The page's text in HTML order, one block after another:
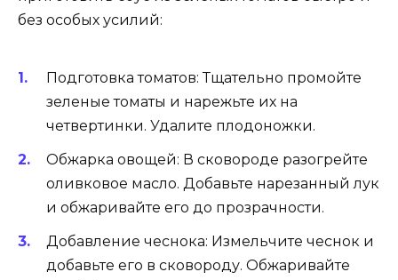
без особых усилий:
Подготовка томатов: Тщательно промойте
зеленые томаты и нарежьте их на
четвертинки. Удалите плодоножки.
Обжарка овощей: В сковороде разогрейте
оливковое масло. Добавьте нарезанный лук
и обжаривайте его до прозрачности.
Добавление чеснока: Измельчите чеснок и
добавьте его в сковороду. Обжаривайте